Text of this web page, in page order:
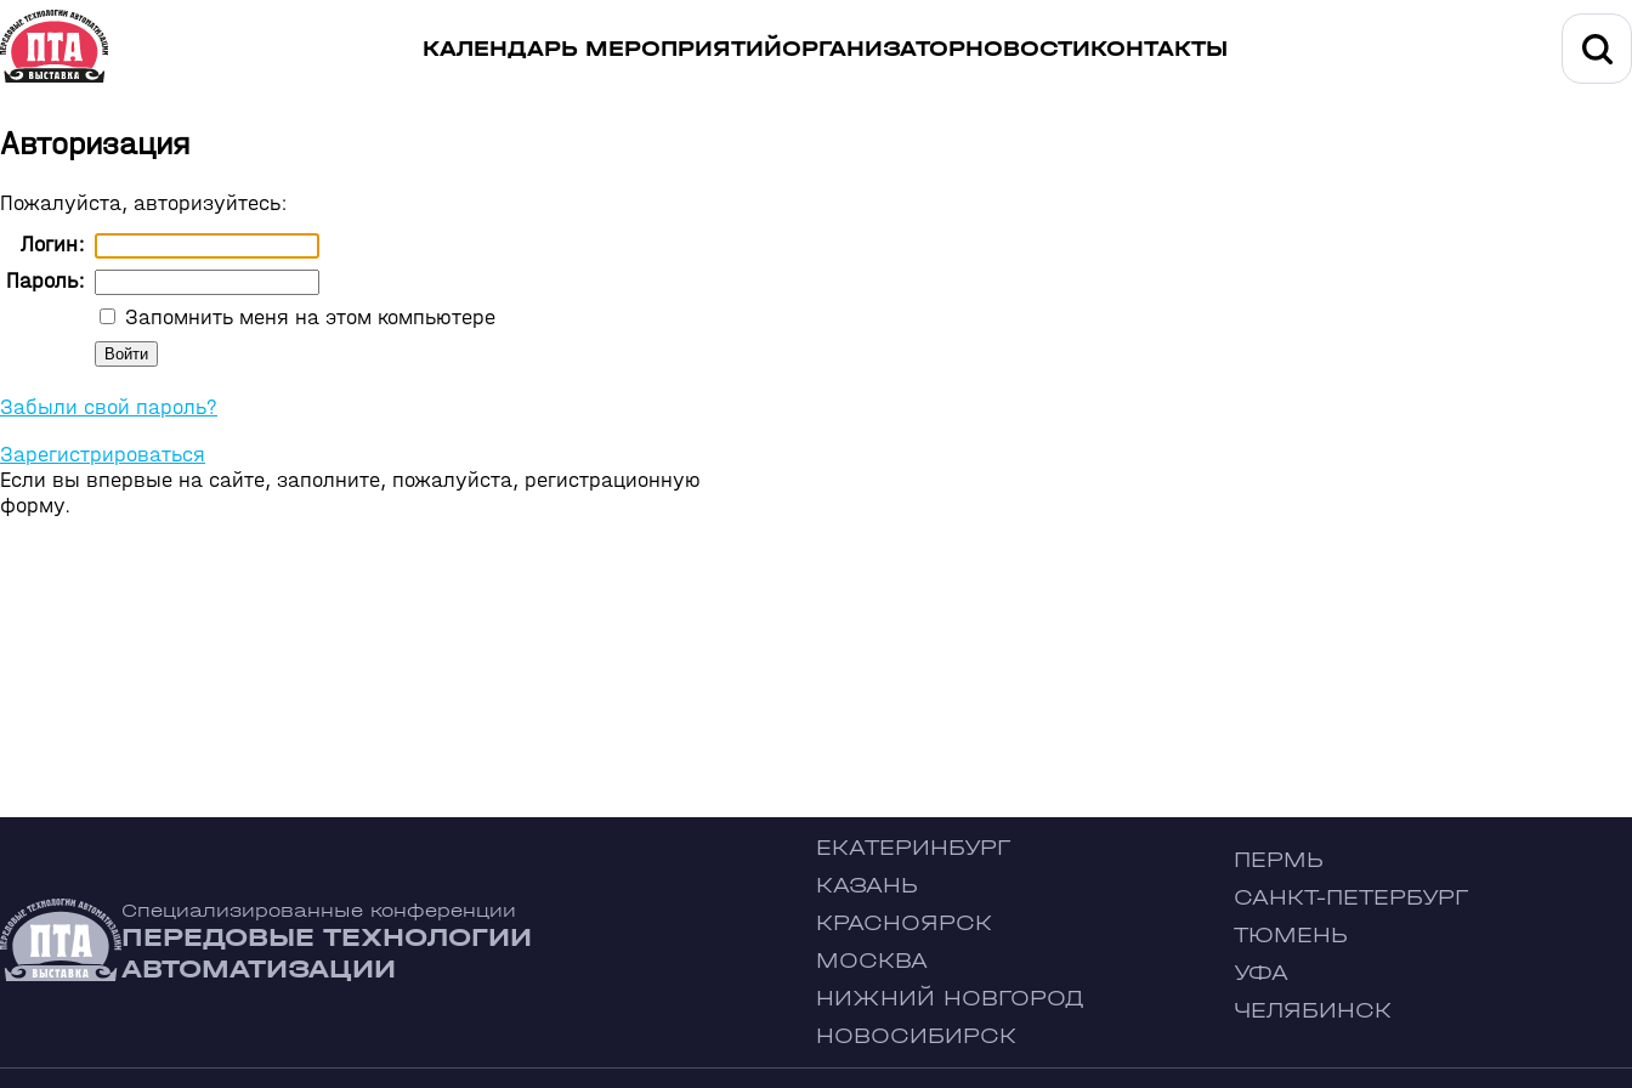
КАЛЕНДАРЬ МЕРОПРИЯТИЙОРГАНИЗАТОРНОВОСТИКОНТАКТЫ
Авторизация
Пожалуйста, авторизуйтесь:
Логин:
Пароль:
Запомнить меня на этом компьютере
Забыли свой пароль?
Зарегистрироваться
Если вы впервые на сайте, заполните, пожалуйста, регистрационную
форму.
Специализированные конференции
ПЕРЕДОВЫЕ ТЕХНОЛОГИИ
АВТОМАТИЗАЦИИ
ЕКАТЕРИНБУРГ
КАЗАНЬ
КРАСНОЯРСК
МОСКВА
НИЖНИЙ НОВГОРОД
НОВОСИБИРСК
ПЕРМЬ
САНКТ-ПЕТЕРБУРГ
ТЮМЕНЬ
УФА
ЧЕЛЯБИНСК